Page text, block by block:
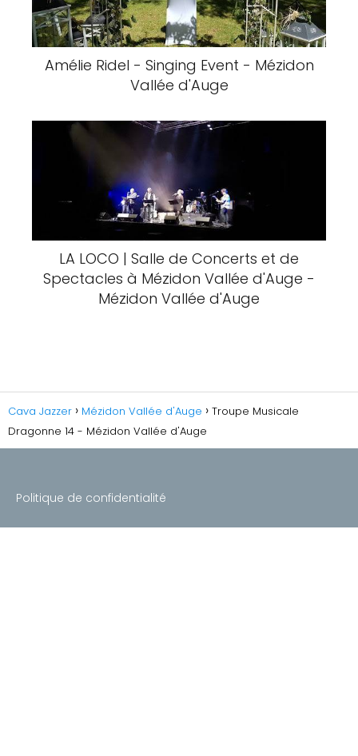
Amélie Ridel - Singing Event - Mézidon
Vallée d'Auge
LA LOCO | Salle de Concerts et de
Spectacles à Mézidon Vallée d'Auge -
Mézidon Vallée d'Auge
Cava Jazzer Mézidon Vallée d'Auge
Troupe Musicale
Dragonne 14 - Mézidon Vallée d'Auge
Politique de confidentialité